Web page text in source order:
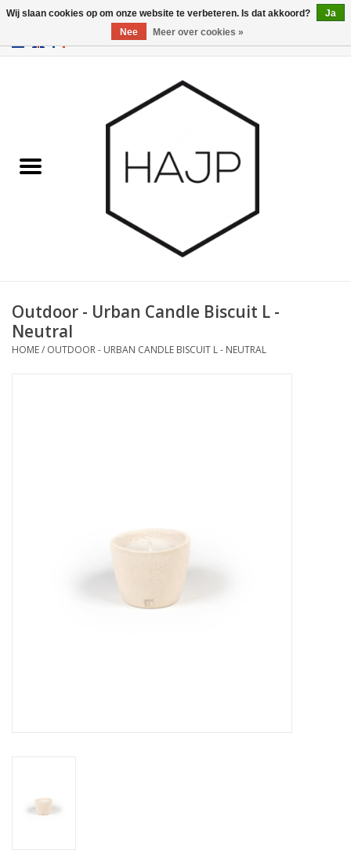
GBP/USD
Gadgets
Merken
Outdoor - Urban Candle Biscuit L -
Neutral
HOME/ OUTDOOR - URBAN CANDLE BISCUIT L - NEUTRAL
Wij slaan cookies op om onze website te verbeteren. Is dat akkoord?
Ja
Nee
Meer over cookies »